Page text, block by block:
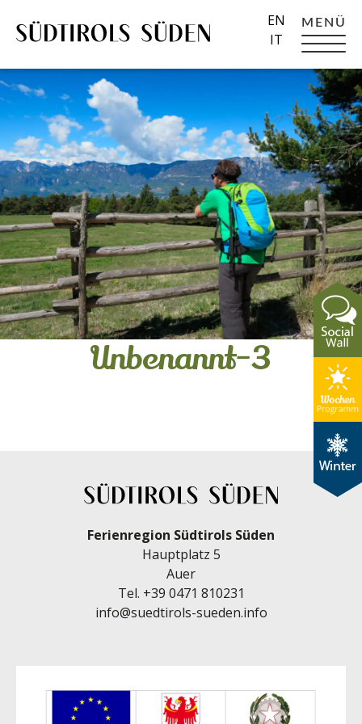
MENÜ
EN
IT
Unbenannt-3
Ferienregion Südtirols Süden
Hauptplatz 5
Auer
Tel. +39 0471 810231
info@suedtirols-sueden.info